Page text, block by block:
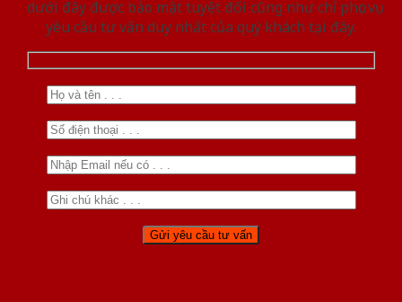
dưới đây được bảo mật tuyệt đối cũng như chỉ phục vụ
yêu cầu tư vấn duy nhất của quý khách tại đây.